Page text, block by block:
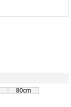
80cm